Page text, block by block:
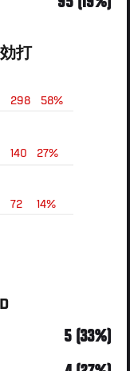
打
58%
298
27%
140
14%
72
5 (33%)